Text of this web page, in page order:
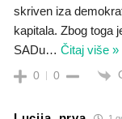
skriven iza
kapitala. Zbog toga
SADu… Čitaj više »
0 0